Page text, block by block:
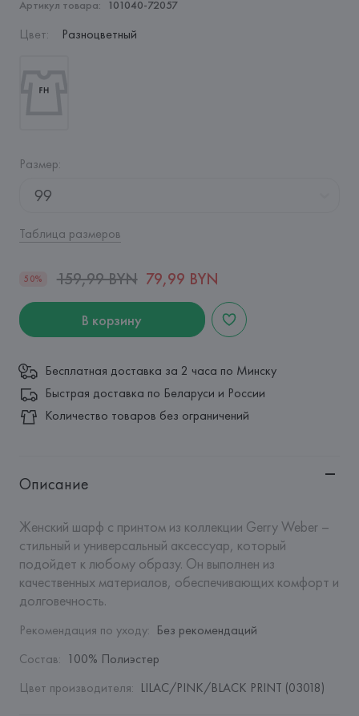
Артикул товара: 101040-72057
Цвет: Разноцветный
Размер:
99
Таблица размеров
50% 159,99 BYN 79,99 BYN
В корзину
Бесплатная доставка за 2 часа по Минску
Быстрая доставка по Беларуси и России
Количество товаров без ограничений
Описание
Женский шарф с принтом из коллекции Gerry Weber –
стильный и универсальный аксессуар, который
подойдет к любому образу. Он выполнен из
качественных материалов, обеспечивающих комфорт и
долговечность.
Рекомендация по уходу: Без рекомендаций
Состав: 100% Полиэстер
Цвет производителя: LILAC/PINK/BLACK PRINT (03018)